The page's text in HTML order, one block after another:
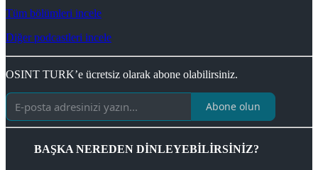
Tüm bölümleri incele
Diğer podcastleri incele
OSINT TURK’e ücretsiz olarak abone olabilirsiniz.
Abone olun
BAŞKA NEREDEN DİNLEYEBİLİRSİNİZ?